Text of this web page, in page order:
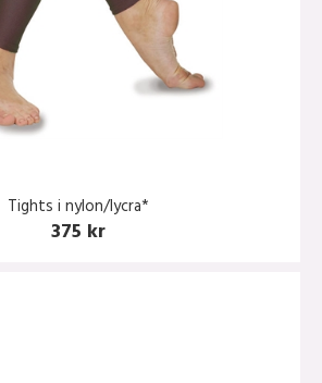
Tights i nylon/lycra*
375 kr